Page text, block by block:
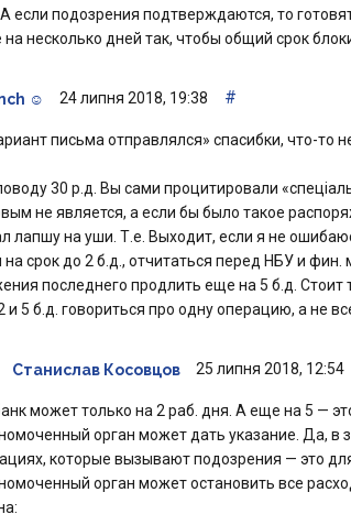
если подозрения подтверждаются, то
несколько дней так, чтобы общий срок
☺ 24 липня 2018, 19:38 #
письма отправлялся» спасибки, что-то
30 р.д. Вы сами процитировали
не является, а если бы было такое
лапшу на уши. Т.е. Выходит, если я не
срок до 2 б.д., отчитаться перед НБУ и фин.
последнего продлить еще на 5 б.д. Стоит
и 5 б.д. говориться про одну операцию, а не
Станислав Косовцов 25 липня 2018, 12:54
может только на 2 раб. дня. А еще на 5 —
орган может дать указание. Да, в
которые вызывают подозрения — это
орган может остановить все